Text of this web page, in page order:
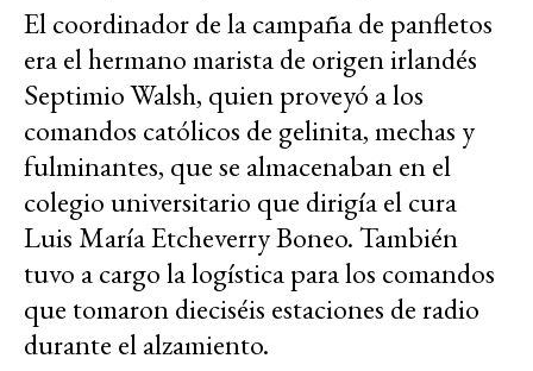
El coordinador de la campaña de panfletos
era el hermano marista de origen irlandés
Septimio Walsh, quien proveyó a los
comandos católicos de gelinita, mechas y
fulminantes, que se almacenaban en el
colegio universitario que dirigía el cura
Luis María Etcheverry Boneo. También
tuvo a cargo la logística para los comandos
que tomaron dieciséis estaciones de radio
durante el alzamiento.